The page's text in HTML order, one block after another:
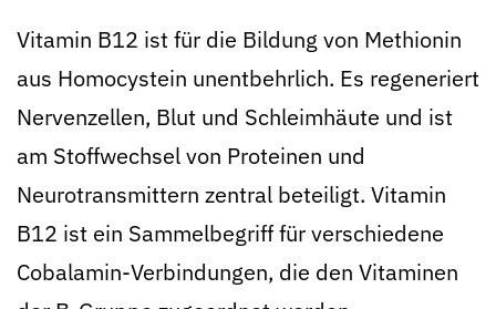
Vitamin B12 ist für die Bildung von Methionin
aus Homocystein unentbehrlich. Es regeneriert
Nervenzellen, Blut und Schleimhäute und ist
am Stoffwechsel von Proteinen und
Neurotransmittern zentral beteiligt. Vitamin
B12 ist ein Sammelbegriff für verschiedene
Cobalamin-Verbindungen, die den Vitaminen